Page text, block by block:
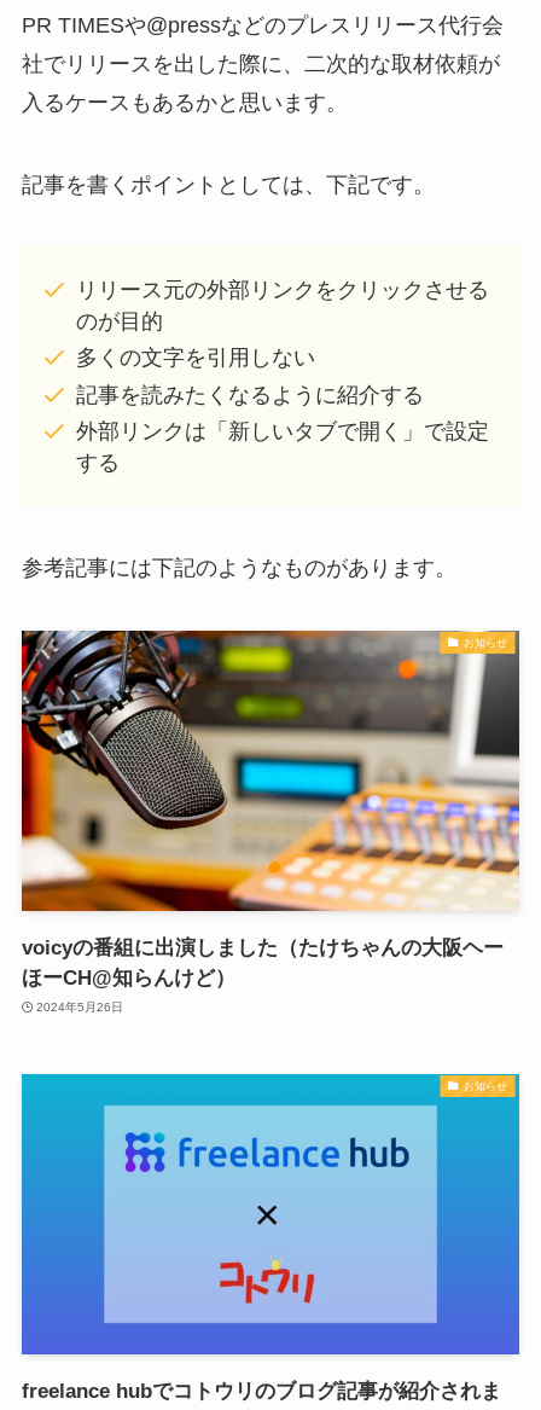
PR TIMESや@pressなどのプレスリリース代行会
社でリリースを出した際に、二次的な取材依頼が
入るケースもあるかと思います。
記事を書くポイントとしては、下記です。
リリース元の外部リンクをクリックさせる
のが目的
多くの文字を引用しない
記事を読みたくなるように紹介する
外部リンクは「新しいタブで開く」で設定
する
参考記事には下記のようなものがあります。
お知らせ
voicyの番組に出演しました（たけちゃんの大阪ヘー
ほーCH@知らんけど）
2024年5月26日
お知らせ
freelance hubでコトウリのブログ記事が紹介されま